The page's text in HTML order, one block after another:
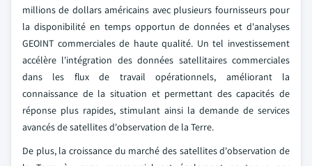
millions de dollars américains avec plusieurs fournisseurs pour
la disponibilité en temps opportun de données et d'analyses
GEOINT commerciales de haute qualité. Un tel investissement
accélère l'intégration des données satellitaires commerciales
dans les flux de travail opérationnels, améliorant la
connaissance de la situation et permettant des capacités de
réponse plus rapides, stimulant ainsi la demande de services
avancés de satellites d'observation de la Terre.
De plus, la croissance du marché des satellites d'observation de